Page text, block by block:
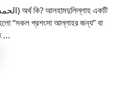
“সকল প্রশংসা আল্লাহর জন্য” বা
...